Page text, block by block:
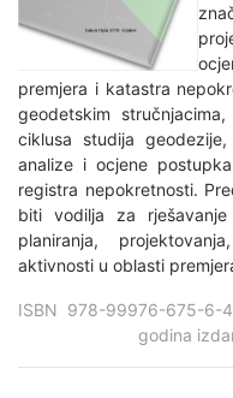
premjera i katastra
geodetskim
ciklusa studija
analize i ocjene
registra nepokretnosti.
biti vodilja za
planiranja,
aktivnosti u oblasti
ISBN 978-
godina izdanja